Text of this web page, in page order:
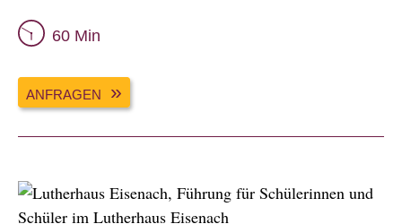
60 Min
ANFRAGEN